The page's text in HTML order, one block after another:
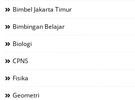
Bimbel Jakarta Timur
Bimbingan Belajar
Biologi
CPNS
Fisika
Geometri